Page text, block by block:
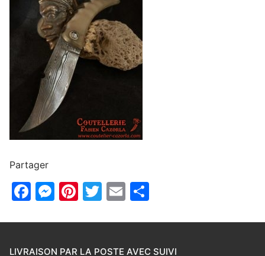
Partager
Facebook
Messenger
Pinterest
Twitter
Email
LIVRAISON PAR LA POSTE AVEC SUIVI